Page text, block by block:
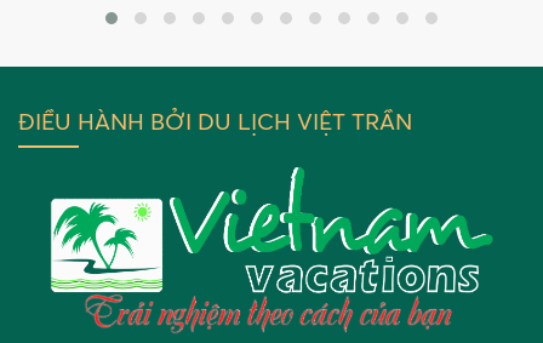
ĐIỀU HÀNH BỞI DU LỊCH VIỆT TRẦN